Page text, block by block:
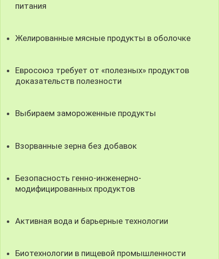
питания
Желированные мясные продукты в оболочке
Евросоюз требует от «полезных» продуктов
доказательств полезности
Выбираем замороженные продукты
Взорванные зерна без добавок
Безопасность генно-инженерно-
модифицированных продуктов
Активная вода и барьерные технологии
Биотехнологии в пищевой промышленности